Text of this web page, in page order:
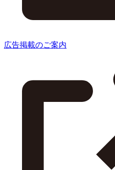
広告掲載のご案内